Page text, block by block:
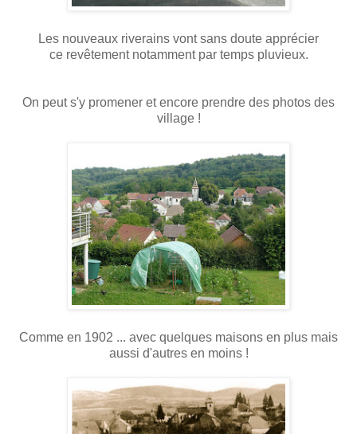
Les nouveaux riverains vont sans doute apprécier
ce revêtement notamment par temps pluvieux.
On peut s'y promener et encore prendre des photos des
village !
Comme en 1902 ... avec quelques maisons en plus mais
aussi d'autres en moins !